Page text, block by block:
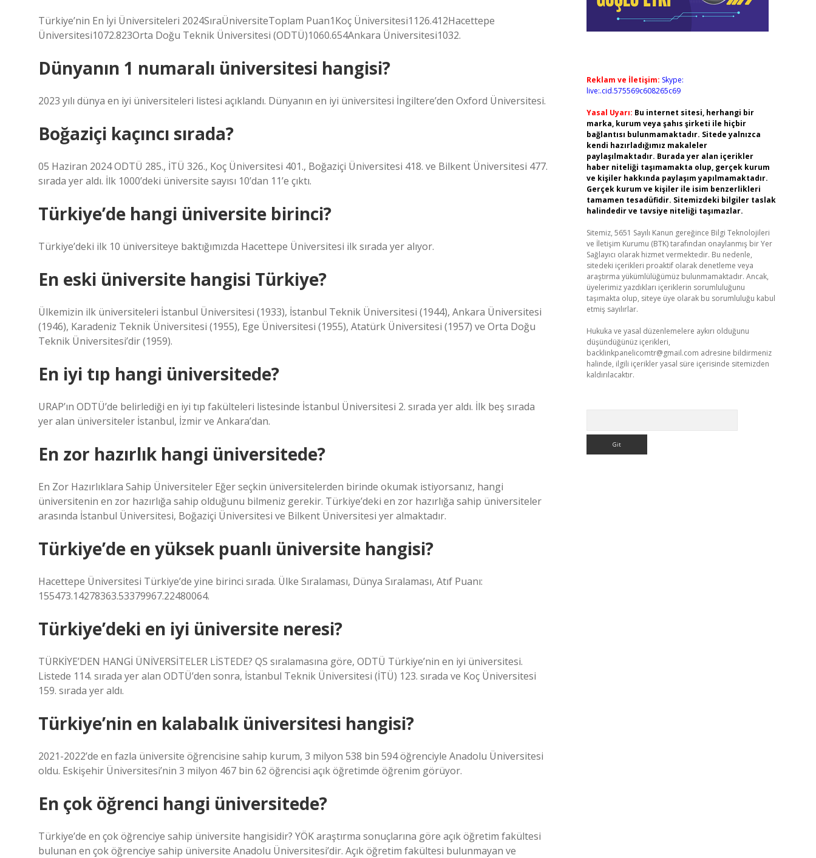
Türkiye’nin En İyi Üniversiteleri 2024SıraÜniversiteToplam Puan1Koç Üniversitesi1126.412Hacettepe
Üniversitesi1072.823Orta Doğu Teknik Üniversitesi (ODTÜ)1060.654Ankara Üniversitesi1032.
Dünyanın 1 numaralı üniversitesi hangisi?
2023 yılı dünya en iyi üniversiteleri listesi açıklandı. Dünyanın en iyi üniversitesi İngiltere’den Oxford Üniversitesi.
Boğaziçi kaçıncı sırada?
05 Haziran 2024 ODTÜ 285., İTÜ 326., Koç Üniversitesi 401., Boğaziçi Üniversitesi 418. ve Bilkent Üniversitesi 477.
sırada yer aldı. İlk 1000’deki üniversite sayısı 10’dan 11’e çıktı.
Türkiye’de hangi üniversite birinci?
Türkiye’deki ilk 10 üniversiteye baktığımızda Hacettepe Üniversitesi ilk sırada yer alıyor.
En eski üniversite hangisi Türkiye?
Ülkemizin ilk üniversiteleri İstanbul Üniversitesi (1933), İstanbul Teknik Üniversitesi (1944), Ankara Üniversitesi
(1946), Karadeniz Teknik Üniversitesi (1955), Ege Üniversitesi (1955), Atatürk Üniversitesi (1957) ve Orta Doğu
Teknik Üniversitesi’dir (1959).
En iyi tıp hangi üniversitede?
URAP’ın ODTÜ’de belirlediği en iyi tıp fakülteleri listesinde İstanbul Üniversitesi 2. sırada yer aldı. İlk beş sırada
yer alan üniversiteler İstanbul, İzmir ve Ankara’dan.
En zor hazırlık hangi üniversitede?
En Zor Hazırlıklara Sahip Üniversiteler Eğer seçkin üniversitelerden birinde okumak istiyorsanız, hangi
üniversitenin en zor hazırlığa sahip olduğunu bilmeniz gerekir. Türkiye’deki en zor hazırlığa sahip üniversiteler
arasında İstanbul Üniversitesi, Boğaziçi Üniversitesi ve Bilkent Üniversitesi yer almaktadır.
Türkiye’de en yüksek puanlı üniversite hangisi?
Hacettepe Üniversitesi Türkiye’de yine birinci sırada. Ülke Sıralaması, Dünya Sıralaması, Atıf Puanı:
155473.14278363.53379967.22480064.
Türkiye’deki en iyi üniversite neresi?
TÜRKİYE’DEN HANGİ ÜNİVERSİTELER LİSTEDE? QS sıralamasına göre, ODTÜ Türkiye’nin en iyi üniversitesi.
Listede 114. sırada yer alan ODTÜ’den sonra, İstanbul Teknik Üniversitesi (İTÜ) 123. sırada ve Koç Üniversitesi
159. sırada yer aldı.
Türkiye’nin en kalabalık üniversitesi hangisi?
2021-2022’de en fazla üniversite öğrencisine sahip kurum, 3 milyon 538 bin 594 öğrenciyle Anadolu Üniversitesi
oldu. Eskişehir Üniversitesi’nin 3 milyon 467 bin 62 öğrencisi açık öğretimde öğrenim görüyor.
En çok öğrenci hangi üniversitede?
Türkiye’de en çok öğrenciye sahip üniversite hangisidir? YÖK araştırma sonuçlarına göre açık öğretim fakültesi
bulunan en çok öğrenciye sahip üniversite Anadolu Üniversitesi’dir. Açık öğretim fakültesi bulunmayan ve
Reklam ve İletişim: Skype:
live:.cid.575569c608265c69
Yasal Uyarı: Bu internet sitesi, herhangi bir
marka, kurum veya şahıs şirketi ile hiçbir
bağlantısı bulunmamaktadır. Sitede yalnızca
kendi hazırladığımız makaleler
paylaşılmaktadır. Burada yer alan içerikler
haber niteliği taşımamakta olup, gerçek kurum
ve kişiler hakkında paylaşım yapılmamaktadır.
Gerçek kurum ve kişiler ile isim benzerlikleri
tamamen tesadüfidir. Sitemizdeki bilgiler taslak
halindedir ve tavsiye niteliği taşımazlar.
Sitemiz, 5651 Sayılı Kanun gereğince Bilgi Teknolojileri
ve İletişim Kurumu (BTK) tarafından onaylanmış bir Yer
Sağlayıcı olarak hizmet vermektedir. Bu nedenle,
sitedeki içerikleri proaktif olarak denetleme veya
araştırma yükümlülüğümüz bulunmamaktadır. Ancak,
üyelerimiz yazdıkları içeriklerin sorumluluğunu
taşımakta olup, siteye üye olarak bu sorumluluğu kabul
etmiş sayılırlar.
Hukuka ve yasal düzenlemelere aykırı olduğunu
düşündüğünüz içerikleri,
backlinkpanelicomtr@gmail.com adresine bildirmeniz
halinde, ilgili içerikler yasal süre içerisinde sitemizden
kaldırılacaktır.